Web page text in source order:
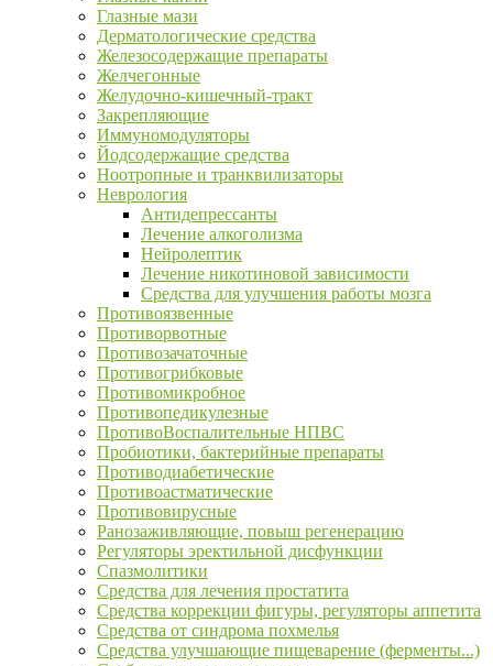
Глазные мази
Дерматологические средства
Железосодержащие препараты
Желчегонные
Желудочно-кишечный-тракт
Закрепляющие
Иммуномодуляторы
Йодсодержащие средства
Ноотропные и транквилизаторы
Неврология
Антидепрессанты
Лечение алкоголизма
Нейролептик
Лечение никотиновой зависимости
Средства для улучшения работы мозга
Противоязвенные
Противорвотные
Противозачаточные
Противогрибковые
Противомикробное
Противопедикулезные
ПротивоВоспалительные НПВС
Пробиотики, бактерийные препараты
Противодиабетические
Противоастматические
Противовирусные
Ранозаживляющие, повыш регенерацию
Регуляторы эректильной дисфункции
Спазмолитики
Средства для лечения простатита
Средства коррекции фигуры, регуляторы аппетита
Средства от синдрома похмелья
Средства улучшающие пищеварение (ферменты...)